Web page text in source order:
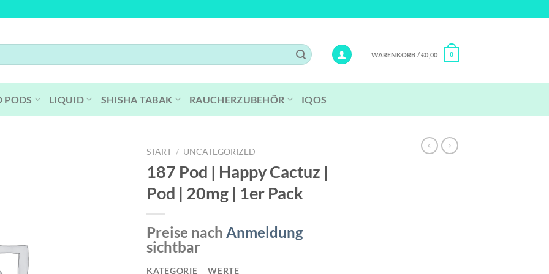
WARENKORB /€0,00 0
PODS LIQUID SHISHA TABAK RAUCHERZUBEHÖR IQOS
START / UNCATEGORIZED
187 Pod | Happy Cactuz |
Pod | 20mg | 1er Pack
Preise nach Anmeldung
sichtbar
KATEGORIE
WERTE